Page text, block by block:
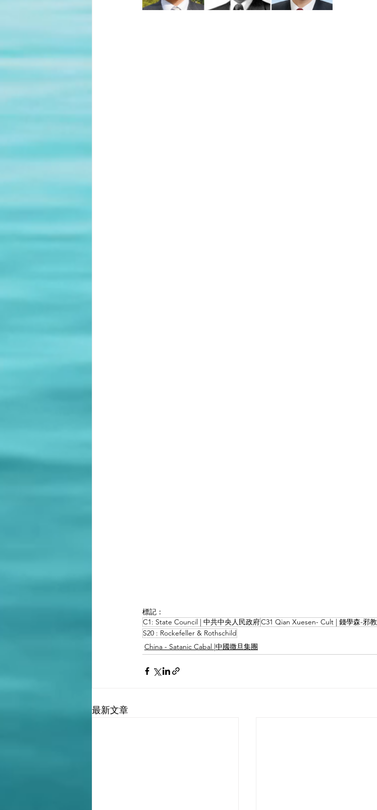
標記：
C1: State Council | 中共中央人民政府C31 Qian Xuesen- Cult | 錢學森-邪教
S20 : Rockefeller & Rothschild
China - Satanic Cabal |中國撒旦集團
最新文章